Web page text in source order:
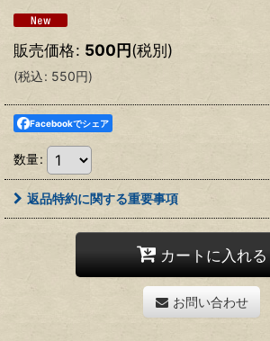
販売価格: 500円(税別)
(税込: 550円)
Facebookでシェア
数量:
返品特約に関する重要事項
カートに入れる
お問い合わせ